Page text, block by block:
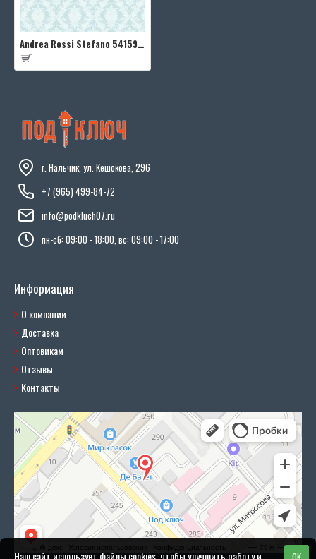
Andrea Rossi Stefano 54159-5
г. Нальчик, ул. Кешокова, 296
+7 (965) 499-84-72
info@podkluch07.ru
пн-сб: 09:00 - 18:00, вс: 09:00 - 17:00
Информация
О компании
Доставка
Оптовикам
Отзывы
Контакты
Наш сайт использует файлы cookies, чтобы улучшить работу и